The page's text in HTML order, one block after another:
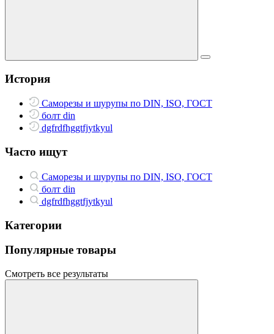
История
Саморезы и шурупы по DIN, ISO, ГОСТ
болт din
dgfrdfhggtfjytkyul
Часто ищут
Саморезы и шурупы по DIN, ISO, ГОСТ
болт din
dgfrdfhggtfjytkyul
Категории
Популярные товары
Смотреть все результаты